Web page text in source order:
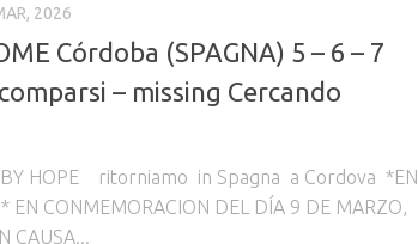
2026
Córdoba (SPAGNA) 5 – 6 – 7
– missing Cercando
HOPE ritorniamo in Spagna a Cordova *EN
CONMEMORACION DEL DÍA 9 DE MARZO,
CAUSA...